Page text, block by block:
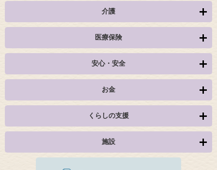
介護
医療保険
安心・安全
お金
くらしの支援
施設